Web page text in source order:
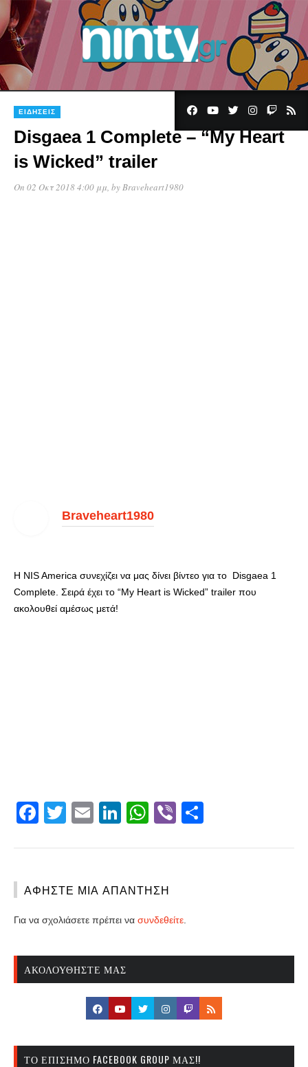
ΕΙΔΉΣΕΙΣ
Disgaea 1 Complete – “My Heart
is Wicked” trailer
On 02 Οκτ 2018 4:00 μμ , by Braveheart1980
Braveheart1980
Η NIS America συνεχίζει να μας δίνει βίντεο για το Disgaea 1
Complete. Σειρά έχει το “My Heart is Wicked” trailer που
ακολουθεί αμέσως μετά!
Facebook
Twitter
EmailLinkedIn
WhatsApp
Viber
ΑΦΉΣΤΕ ΜΙΑ ΑΠΆΝΤΗΣΗ
Για να σχολιάσετε πρέπει να συνδεθείτε
ΑΚΟΛΟΥΘΉΣΤΕ ΜΑΣ
ΤΟ ΕΠΊΣΗΜΟ FACEBOOK GROUP ΜΑΣ!!